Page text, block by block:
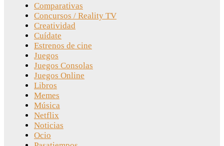
Comparativas
Concursos / Reality TV
Creatividad
Cuídate
Estrenos de cine
Juegos
Juegos Consolas
Juegos Online
Libros
Memes
Música
Netflix
Noticias
Ocio